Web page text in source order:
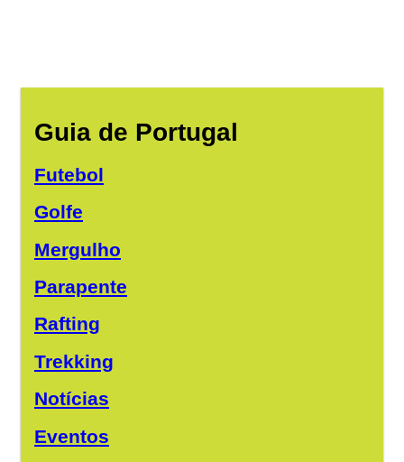
Guia de Portugal
Futebol
Golfe
Mergulho
Parapente
Rafting
Trekking
Notícias
Eventos